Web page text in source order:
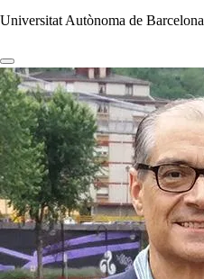
Universitat Autònoma de Barcelona